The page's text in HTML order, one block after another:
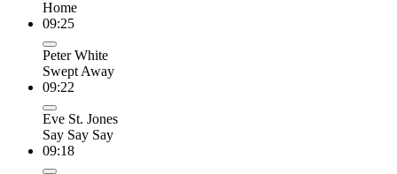
Home
09:25
Peter White
Swept Away
09:22
Eve St. Jones
Say Say Say
09:18